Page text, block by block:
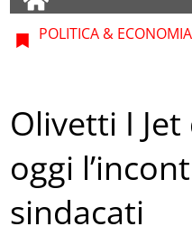
POLITICA & ECONOMIA
Olivetti I
oggi
sindacati